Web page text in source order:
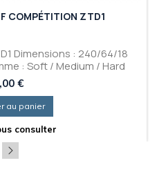
COMPÉTITION ZTD1
Dimensions : 240/64/18
: Soft / Medium / Hard
€
au panier
consulter